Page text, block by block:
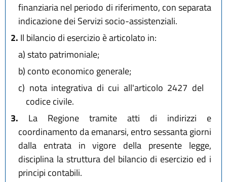
finanziaria nel periodo di riferimento, con separata
indicazione dei Servizi socio-assistenziali.
2. Il bilancio di esercizio è articolato in:
a)stato patrimoniale;
b) conto economico generale;
c) nota integrativa di cui all'articolo 2427 del
codice civile.
3. La Regione tramite atti di indirizzi e
coordinamento da emanarsi, entro sessanta giorni
dalla entrata in vigore della presente legge,
disciplina la struttura del bilancio di esercizio ed i
principi contabili.